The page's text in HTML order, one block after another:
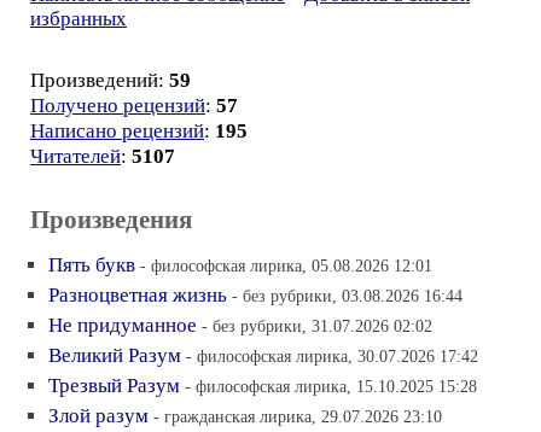
избранных
Произведений: 59
Получено рецензий: 57
Написано рецензий: 195
Читателей: 5107
Произведения
Пять букв - философская лирика, 05.08.2026 12:01
Разноцветная жизнь - без рубрики, 03.08.2026 16:44
Не придуманное - без рубрики, 31.07.2026 02:02
Великий Разум - философская лирика, 30.07.2026 17:42
Трезвый Разум - философская лирика, 15.10.2025 15:28
Злой разум - гражданская лирика, 29.07.2026 23:10